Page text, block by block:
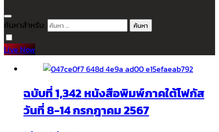
ค้นหาสำหรับ:
Live Now
ฉบับที่ 1,342 หนังสือพิมพ์ภาคใต้โฟกัส
วันที่ 8-14 กรกฎาคม 2567